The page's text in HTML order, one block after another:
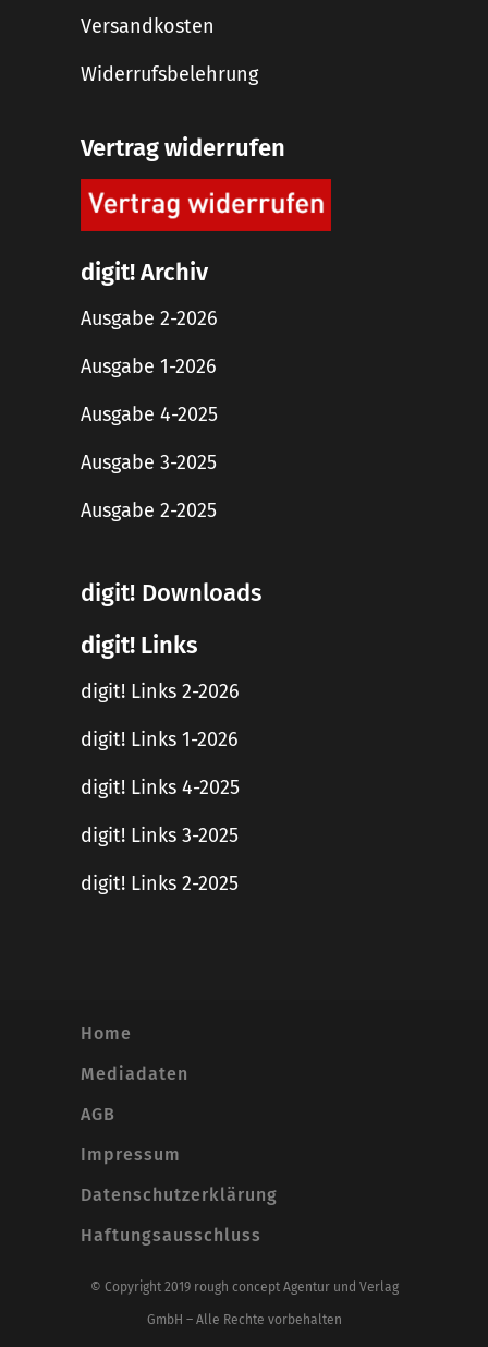
Versandkosten
Widerrufsbelehrung
Vertrag widerrufen
digit! Archiv
Ausgabe 2-2026
Ausgabe 1-2026
Ausgabe 4-2025
Ausgabe 3-2025
Ausgabe 2-2025
digit! Downloads
digit! Links
digit! Links 2-2026
digit! Links 1-2026
digit! Links 4-2025
digit! Links 3-2025
digit! Links 2-2025
Home
Mediadaten
AGB
Impressum
Datenschutzerklärung
Haftungsausschluss
© Copyright 2019 rough concept Agentur und Verlag
GmbH – Alle Rechte vorbehalten